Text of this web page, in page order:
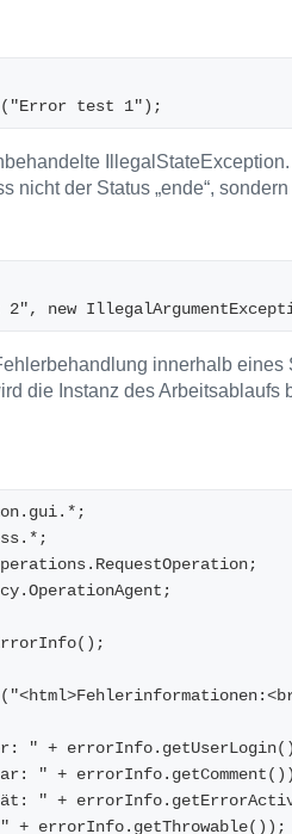
test 1");
nicht der Status „ende“,
new
innerhalb
die Instanz des Arbeitsablaufs
errorInfo.getUserLogin()
+
+